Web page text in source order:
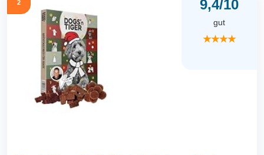
2 9,4/10
gut
★★★★